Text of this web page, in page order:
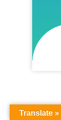
Translate »